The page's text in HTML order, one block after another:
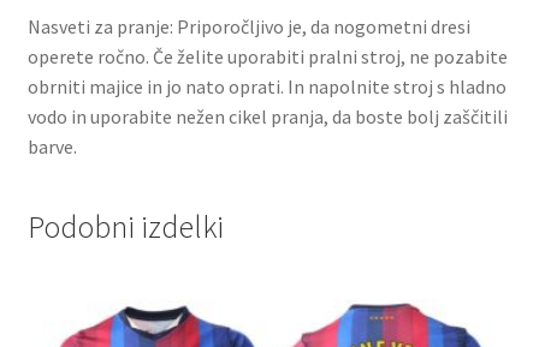
Nasveti za pranje: Priporočljivo je, da nogometni dresi
operete ročno. Če želite uporabiti pralni stroj, ne pozabite
obrniti majice in jo nato oprati. In napolnite stroj s hladno
vodo in uporabite nežen cikel pranja, da boste bolj zaščitili
barve.
Podobni izdelki